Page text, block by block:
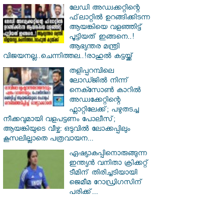
ലേഡി അഡ്വക്കറ്റിന്റെ
ഫ്‌ലാറ്റിൽ ഉറങ്ങിക്കിടന്ന
ആയങ്കിയെ വളഞ്ഞിട്ട്
പൂട്ടിയത് ഇങ്ങനെ..!
ആഭ്യന്തര മന്ത്രി
വിജയനല്ല..ചെന്നിത്തല..!രാഹുൽ കട്ടയ്ക്ക്
തളിപ്പറമ്പിലെ
ലോഡ്ജിൽ നിന്ന്
നെക്സോൺ കാറിൽ
അഡ്വക്കേറ്റിന്റെ
ഫ്ലാറ്റിലേക്ക്; പഴുതടച്ച
നീക്കവുമായി വളപട്ടണം പോലീസ്;
ആയങ്കിയുടെ വീഴ്ച: ഒടുവിൽ ലോക്കപ്പിലും
കൂസലില്ലാതെ പത്രവായന...
ഏഷ്യാകപ്പിനൊരുങ്ങുന്ന
ഇന്ത്യൻ വനിതാ ക്രിക്കറ്റ്
ടീമിന് തിരിച്ചടിയായി
ജെമീമ റോഡ്രിഗസിന്
പരിക്ക്...